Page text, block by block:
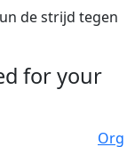
de strijd tegen
for your
Org